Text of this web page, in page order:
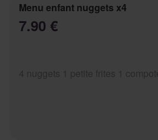
Menu enfant nuggets x4
7.90 €